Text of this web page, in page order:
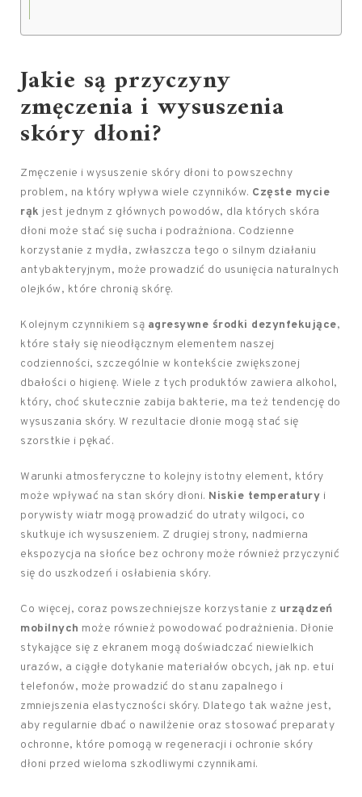
Jakie są przyczyny
zmęczenia i wysuszenia
skóry dłoni?
Zmęczenie i wysuszenie skóry dłoni to powszechny
problem, na który wpływa wiele czynników. Częste mycie
rąk jest jednym z głównych powodów, dla których skóra
dłoni może stać się sucha i podrażniona. Codzienne
korzystanie z mydła, zwłaszcza tego o silnym działaniu
antybakteryjnym, może prowadzić do usunięcia naturalnych
olejków, które chronią skórę.
Kolejnym czynnikiem są agresywne środki dezynfekujące,
które stały się nieodłącznym elementem naszej
codzienności, szczególnie w kontekście zwiększonej
dbałości o higienę. Wiele z tych produktów zawiera alkohol,
który, choć skutecznie zabija bakterie, ma też tendencję do
wysuszania skóry. W rezultacie dłonie mogą stać się
szorstkie i pękać.
Warunki atmosferyczne to kolejny istotny element, który
może wpływać na stan skóry dłoni. Niskie temperatury i
porywisty wiatr mogą prowadzić do utraty wilgoci, co
skutkuje ich wysuszeniem. Z drugiej strony, nadmierna
ekspozycja na słońce bez ochrony może również przyczynić
się do uszkodzeń i osłabienia skóry.
Co więcej, coraz powszechniejsze korzystanie z urządzeń
mobilnych może również powodować podrażnienia. Dłonie
stykające się z ekranem mogą doświadczać niewielkich
urazów, a ciągłe dotykanie materiałów obcych, jak np. etui
telefonów, może prowadzić do stanu zapalnego i
zmniejszenia elastyczności skóry. Dlatego tak ważne jest,
aby regularnie dbać o nawilżenie oraz stosować preparaty
ochronne, które pomogą w regeneracji i ochronie skóry
dłoni przed wieloma szkodliwymi czynnikami.